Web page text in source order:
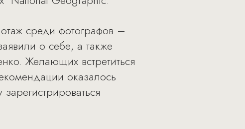
среди фотографов –
о себе, а также
Желающих встретиться
оказалось